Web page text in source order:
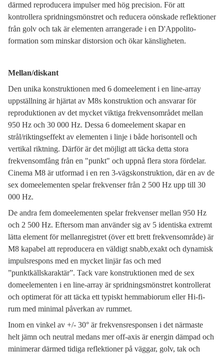
därmed reproducera impulser med hög precision. För att
kontrollera spridningsmönstret och reducera oönskade reflektioner
från golv och tak är elementen arrangerade i en D'Appolito-
formation som minskar distorsion och ökar känsligheten.
Mellan/diskant
Den unika konstruktionen med 6 domeelement i en line-array
uppställning är hjärtat av M8s konstruktion och ansvarar för
reproduktionen av det mycket viktiga frekvensområdet mellan
950 Hz och 30 000 Hz. Dessa 6 domeelement skapar en
strål/riktingseffekt av elementen i linje i både horisontell och
vertikal riktning. Därför är det möjligt att täcka detta stora
frekvensomfång från en "punkt" och uppnå flera stora fördelar.
Cinema M8 är utformad i en ren 3-vägskonstruktion, där en av de
sex domeelementen spelar frekvenser från 2 500 Hz upp till 30
000 Hz.
De andra fem domeelementen spelar frekvenser mellan 950 Hz
och 2 500 Hz. Eftersom man använder sig av 5 identiska extremt
lätta element för mellanregistret (över ett brett frekvensområde) är
M8 kapabel att reproducera en väldigt snabb,exakt och dynamisk
impulsrespons med en mycket linjär fas och med
”punktkällskaraktär”. Tack vare konstruktionen med de sex
domeelementen i en line-array är spridningsmönstret kontrollerat
och optimerat för att täcka ett typiskt hemmabiorum eller Hi-fi-
rum med minimal påverkan av rummet.
Inom en vinkel av +/- 30° är frekvensresponsen i det närmaste
helt jämn och neutral medans mer off-axis är energin dämpad och
minimerar därmed tidiga reflektioner på väggar, golv, tak och